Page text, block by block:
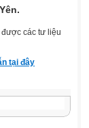
các tư liệu
tại đây